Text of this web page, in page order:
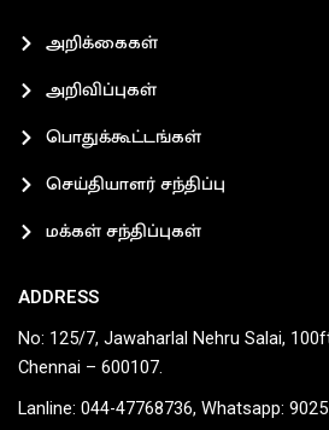
அறிக்கைகள்
அறிவிப்புகள்
பொதுக்கூட்டங்கள்
செய்தியாளர் சந்திப்பு
மக்கள் சந்திப்புகள்
ADDRESS
No: 125/7, Jawaharlal Nehru Salai,
Chennai – 600107.
Lanline: 044-47768736, Whatsapp: